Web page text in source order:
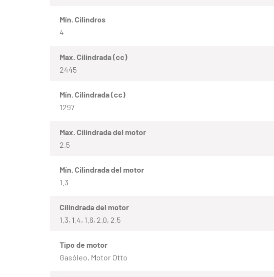
Mín. Cilindros
4
Max. Cilindrada (cc)
2445
Mín. Cilindrada (cc)
1297
Max. Cilindrada del motor
2.5
Mín. Cilindrada del motor
1.3
Cilindrada del motor
1.3, 1.4, 1.6, 2.0, 2.5
Tipo de motor
Gasóleo, Motor Otto